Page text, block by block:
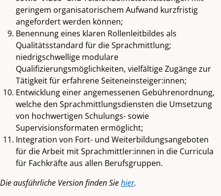
geringem organisatorischem Aufwand kurzfristig
angefordert werden können;
Benennung eines klaren Rollenleitbildes als
Qualitätsstandard für die Sprachmittlung;
niedrigschwellige modulare
Qualifizierungsmöglichkeiten, vielfältige Zugänge zur
Tätigkeit für erfahrene Seiteneinsteiger:innen;
Entwicklung einer angemessenen Gebührenordnung,
welche den Sprachmittlungsdiensten die Umsetzung
von hochwertigen Schulungs- sowie
Supervisionsformaten ermöglicht;
Integration von Fort- und Weiterbildungsangeboten
für die Arbeit mit Sprachmittler:innen in die Curricula
für Fachkräfte aus allen Berufsgruppen.
Die ausführliche Version finden Siehier.